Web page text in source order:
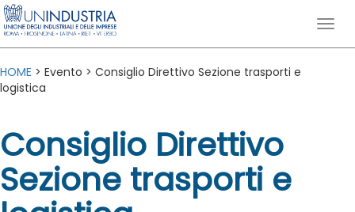
HOME > Evento > Consiglio Direttivo Sezione trasporti e
logistica
Consiglio Direttivo
Sezione trasporti e